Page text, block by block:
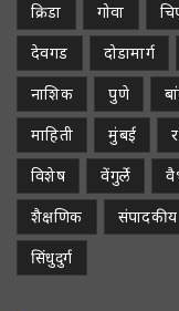
क्रिडा
गोवा
देवगड
दोडामार्ग
नाशिक
पुणे
माहिती
मुंबई
विशेष
वेंगुर्ले
शैक्षणिक
संपादकीय
सिंधुदुर्ग